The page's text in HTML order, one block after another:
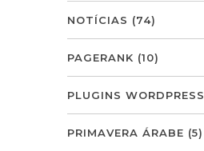
NOTÍCIAS (74)
PAGERANK (10)
PLUGINS WORDPRESS
PRIMAVERA ÁRABE (5)